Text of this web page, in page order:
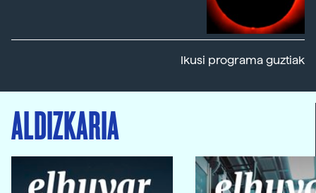
Ikusi programa guztiak
ALDIZKARIA